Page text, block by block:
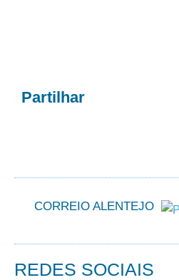
Partilhar
CORREIO ALENTEJO
REDES SOCIAIS